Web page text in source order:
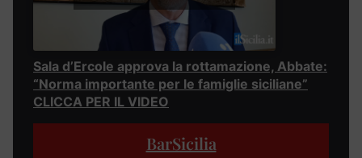
Sala d’Ercole approva la rottamazione, Abbate:
“Norma importante per le famiglie siciliane”
CLICCA PER IL VIDEO
BarSicilia